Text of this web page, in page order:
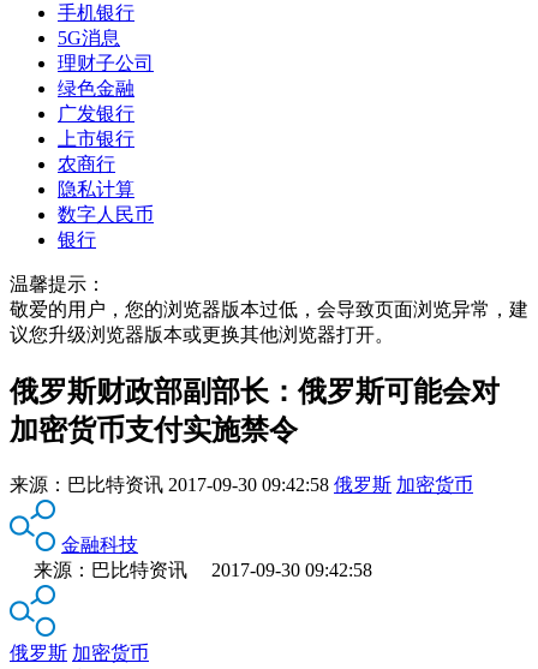
手机银行
5G消息
理财子公司
绿色金融
广发银行
上市银行
农商行
隐私计算
数字人民币
银行
温馨提示：
敬爱的用户，您的浏览器版本过低，会导致页面浏览异常，建
议您升级浏览器版本或更换其他浏览器打开。
俄罗斯财政部副部长：俄罗斯可能会对
加密货币支付实施禁令
来源： 巴比特资讯 2017-09-30 09:42:58 俄罗斯 加密货币
金融科技
来源：巴比特资讯 2017-09-30 09:42:58
俄罗斯 加密货币